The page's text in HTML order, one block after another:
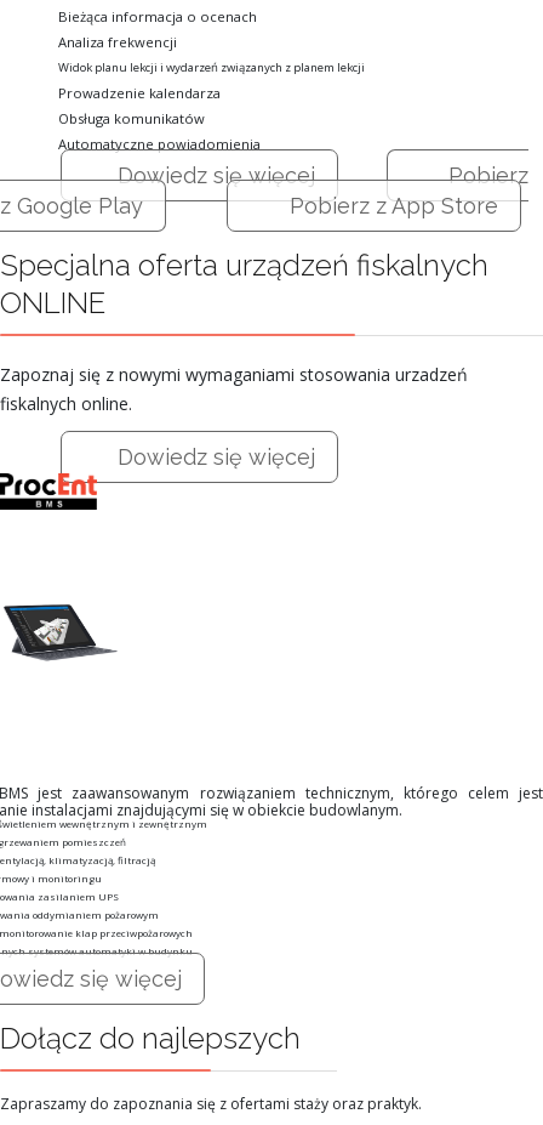
Bieżąca informacja o ocenach
Analiza frekwencji
Widok planu lekcji i wydarzeń związanych z planem lekcji
Prowadzenie kalendarza
Obsługa komunikatów
Automatyczne powiadomienia
Dowiedz się więcej
Pobierz
z Google Play
Pobierz z App Store
Specjalna oferta urządzeń fiskalnych
ONLINE
Zapoznaj się z nowymi wymaganiami stosowania urzadzeń
fiskalnych online.
Dowiedz się więcej
jest zaawansowanym rozwiązaniem technicznym, którego celem jest
instalacjami znajdującymi się w obiekcie budowlanym.
wewnętrznym i zewnętrznym
pomieszczeń
klimatyzacją, filtracją
i monitoringu
zasilaniem UPS
oddymianiem pożarowym
klap przeciwpożarowych
systemów automatyki w budynku
się więcej
Dołącz do najlepszych
Zapraszamy do zapoznania się z ofertami staży oraz praktyk.